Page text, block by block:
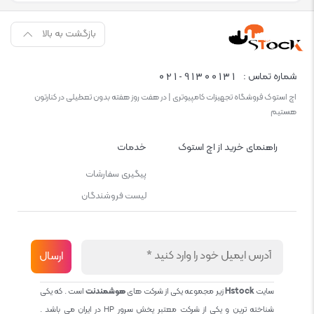
بازگشت به بالا
شماره تماس : 021-91300131
اچ استوک فروشگاه تجهیزات کامپیوتری | در هفت روز هفته بدون تعطیلی در کنارتون
هستیم
راهنمای خرید از اچ استوک خدمات
پیگیری سفارشات
لیست فروشندگان
سایتHstockزیر مجموعه یکی از شرکت هایهوشمندنتاست . که یکی
شناخته ترین و یکی از شرکت معتبر پخش سرور HP در ایران می باشد .